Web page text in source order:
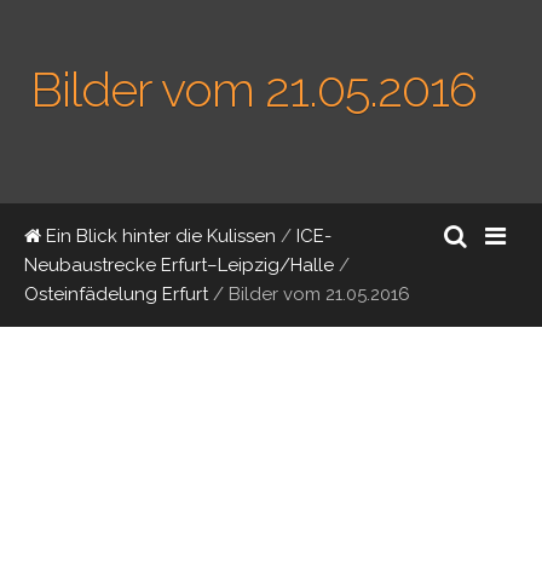
Bilder vom 21.05.2016
Ein Blick hinter die Kulissen / ICE-
Neubaustrecke Erfurt–Leipzig/Halle /
Osteinfädelung Erfurt/ Bilder vom 21.05.2016